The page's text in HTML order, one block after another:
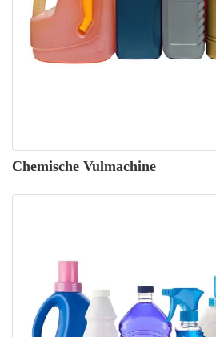
Chemische Vulmachine